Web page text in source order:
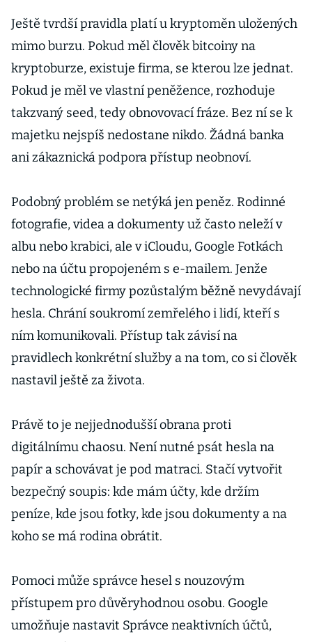
Ještě tvrdší pravidla platí u kryptoměn uložených
mimo burzu. Pokud měl člověk bitcoiny na
kryptoburze, existuje firma, se kterou lze jednat.
Pokud je měl ve vlastní peněžence, rozhoduje
takzvaný seed, tedy obnovovací fráze. Bez ní se k
majetku nejspíš nedostane nikdo. Žádná banka
ani zákaznická podpora přístup neobnoví.
Podobný problém se netýká jen peněz. Rodinné
fotografie, videa a dokumenty už často neleží v
albu nebo krabici, ale v iCloudu, Google Fotkách
nebo na účtu propojeném s e-mailem. Jenže
technologické firmy pozůstalým běžně nevydávají
hesla. Chrání soukromí zemřelého i lidí, kteří s
ním komunikovali. Přístup tak závisí na
pravidlech konkrétní služby a na tom, co si člověk
nastavil ještě za života.
Právě to je nejjednodušší obrana proti
digitálnímu chaosu. Není nutné psát hesla na
papír a schovávat je pod matraci. Stačí vytvořit
bezpečný soupis: kde mám účty, kde držím
peníze, kde jsou fotky, kde jsou dokumenty a na
koho se má rodina obrátit.
Pomoci může správce hesel s nouzovým
přístupem pro důvěryhodnou osobu. Google
umožňuje nastavit Správce neaktivních účtů,